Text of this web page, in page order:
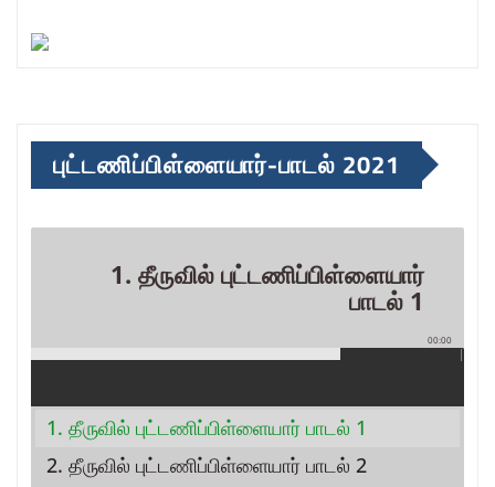
புட்டணிப்பிள்ளையார்-பாடல் 2021
1. தீருவில் புட்டணிப்பிள்ளையார்
பாடல் 1
00:00
1. தீருவில் புட்டணிப்பிள்ளையார் பாடல் 1
2. தீருவில் புட்டணிப்பிள்ளையார் பாடல் 2